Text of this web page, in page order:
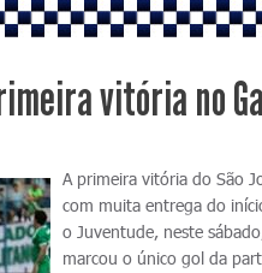
vitória no
A primeira vitória do São
com muita entrega do
o Juventude, neste
marcou o único gol da